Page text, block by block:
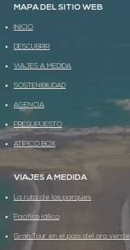
MAPA DEL SITIO WEB
INICIO
DESCUBRIR
VIAJES A MEDIDA
SOSTENIBILIDAD
AGENCIA
PRESUPUESTO
ATÍPICO BOX
VIAJES A MEDIDA
La ruta de los parques
Pacífico idílico
Gran Tour en el país del oro verde